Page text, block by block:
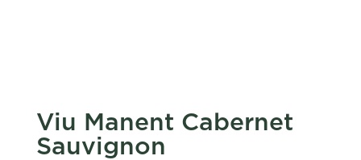
Viu Manent Cabernet
Sauvignon